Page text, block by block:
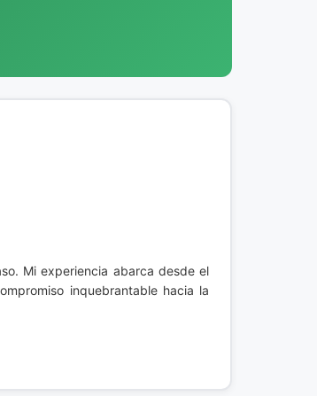
Mi experiencia abarca desde el
inquebrantable hacia la